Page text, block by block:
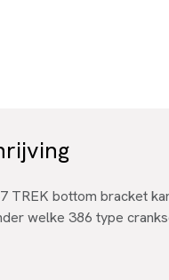
TREK bottom bracket
welke 386 type